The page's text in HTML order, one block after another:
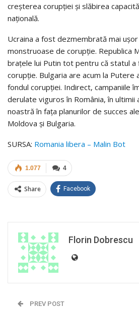
creșterea corupției și slăbirea
națională.
Ucraina a fost dezmembrată mai
monstruoase de corupție. Republica
brațele lui Putin tot pentru că statul
corupție. Bulgaria are acum la Putere
fondul corupției. Indirect, campaniile
derulate viguros în România, în ultimii
noastră în fața planurilor de succes
Moldova și Bulgaria.
SURSA: Romania libera – Malin Bot
4
1.077
Share Facebook
Florin Dobrescu
PREV POST